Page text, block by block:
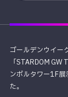
ゴールデンウイー
「STARDOM
ンボルタワー1F
た。